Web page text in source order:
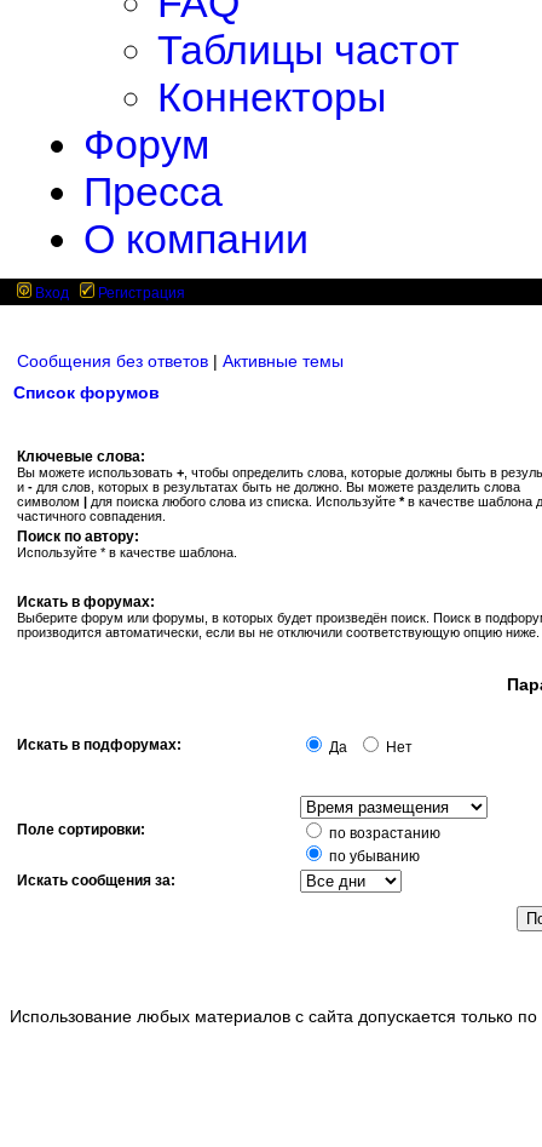
Таблицы частот
Коннекторы
Форум
Пресса
О компании
Вход Регистрация
Сообщения без ответов | Активные темы
Список форумов
Ключевые слова:
Вы можете использовать + , чтобы определить слова, которые должны быть в
и - для слов, которых в результатах быть не должно. Вы можете разделить слова
символом | для поиска любого слова из списка. Используйте *в качестве шаблона
частичного совпадения.
Поиск по автору:
Используйте * в качестве шаблона.
Искать в форумах:
Выберите форум или форумы, в которых будет произведён поиск. Поиск в
производится автоматически, если вы не отключили соответствующую опцию ниже.
Искать в подфорумах: Да Нет
Поле сортировки:
по возрастанию
по убыванию
Искать сообщения за:
Использование любых материалов с сайта допускается только